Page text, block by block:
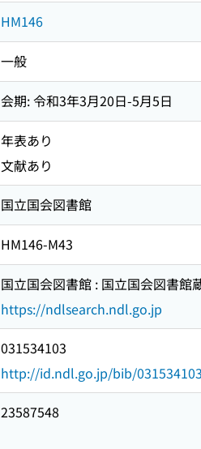
HM146
一般
会期: 令和3年3月20日-5月5日
年表あり
文献あり
国立国会図書館
HM146-M43
国立国会図書館 : 国立国会図書館
https://ndlsearch.ndl.go.jp
031534103
http://id.ndl.go.jp/bib/031534103
23587548